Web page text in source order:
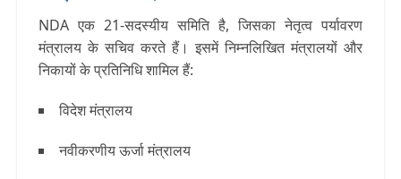
NDA एक 21-सदस्यीय समिति है, जिसका नेतृत्व पर्यावरण
मंत्रालय के सचिव करते हैं। इसमें निम्नलिखित मंत्रालयों और
निकायों के प्रतिनिधि शामिल हैं:
विदेश मंत्रालय
नवीकरणीय ऊर्जा मंत्रालय